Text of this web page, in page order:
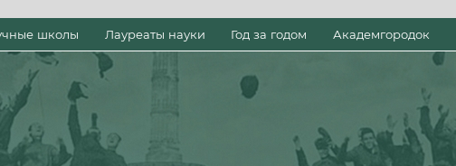
школы Лауреаты науки Год за годом Академгородок